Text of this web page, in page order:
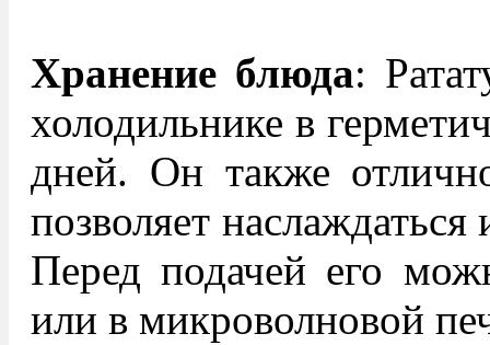
Хранение блюда:
холодильнике в
дней. Он также
позволяет
Перед подачей его
или в микроволновой